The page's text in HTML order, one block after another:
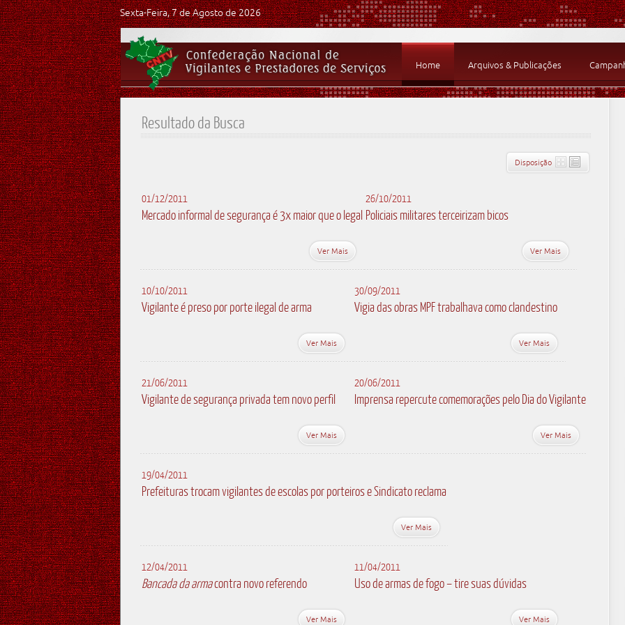
Sexta-Feira, 7 de Agosto de 2026
Home Arquivos & Publicações
Resultado da Busca
Disposição
01/12/2011
Mercado informal de segurança é 3x maior que o legal
Ver Mais
26/10/2011
Policiais militares terceirizam bicos
Ver Mais
10/10/2011
Vigilante é preso por porte ilegal de arma
Ver Mais
30/09/2011
Vigia das obras MPF trabalhava como clandestino
Ver Mais
21/06/2011
Vigilante de segurança privada tem novo perfil
Ver Mais
20/06/2011
Imprensa repercute comemorações pelo Dia do Vigilante
Ver Mais
19/04/2011
Prefeituras trocam vigilantes de escolas por porteiros e Sindicato reclama
Ver Mais
12/04/2011
Bancada da armacontra novo referendo
Ver Mais
11/04/2011
Uso de armas de fogo – tire suas dúvidas
Ver Mais